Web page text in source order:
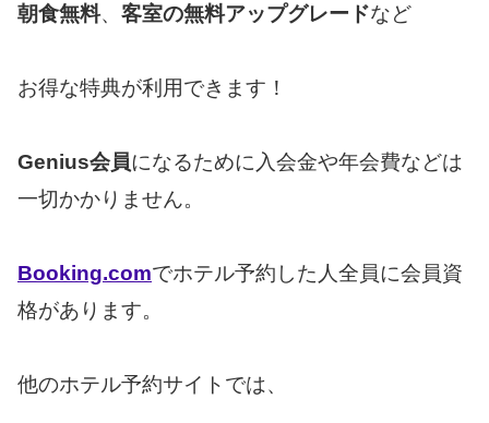
朝食無料、 客室の無料アップグレードなど
お得な特典が利用できます！
Genius会員になるために入会金や年会費などは
一切かかりません。
Booking.comでホテル予約した人全員に会員資
格があります。
他のホテル予約サイトでは、